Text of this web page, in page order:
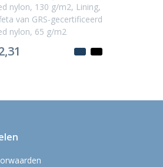
nylon, 130 g/m2, Lining,
van GRS-gecertificeerd
nylon, 65 g/m2